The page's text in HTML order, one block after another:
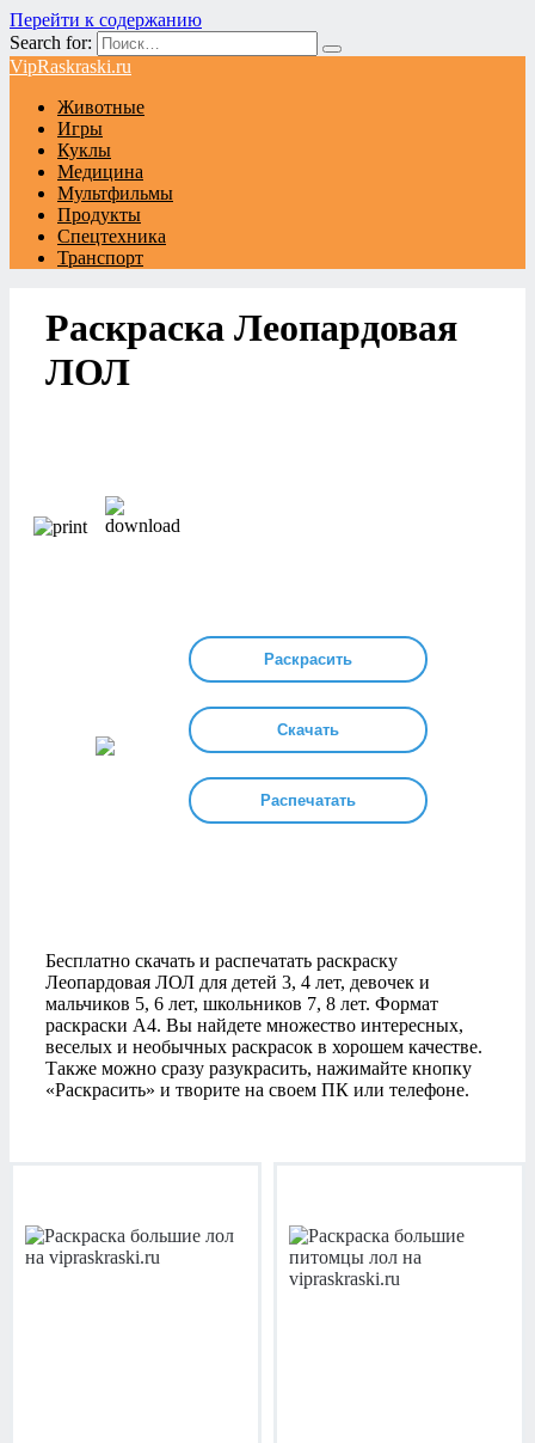
Перейти к содержанию
Search for:
VipRaskraski.ru
Животные
Игры
Куклы
Медицина
Мультфильмы
Продукты
Спецтехника
Транспорт
Раскраска Леопардовая
ЛОЛ
Раскрасить
Скачать
Распечатать
Бесплатно скачать и распечатать раскраску
Леопардовая ЛОЛ для детей 3, 4 лет, девочек и
мальчиков 5, 6 лет, школьников 7, 8 лет. Формат
раскраски А4. Вы найдете множество интересных,
веселых и необычных раскрасок в хорошем качестве.
Также можно сразу разукрасить, нажимайте кнопку
«Раскрасить» и творите на своем ПК или телефоне.